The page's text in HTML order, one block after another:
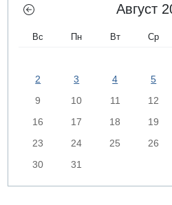
Август
Вс Пн Вт Ср
2
3 4 5
9
10 11 12
16
17 18 19
23
24 25 26
30
31